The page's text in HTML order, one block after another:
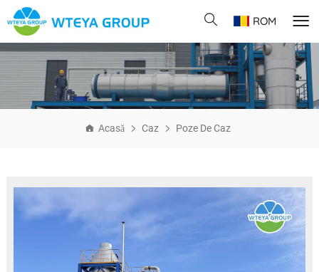
ROM
Acasă Caz Poze De Caz